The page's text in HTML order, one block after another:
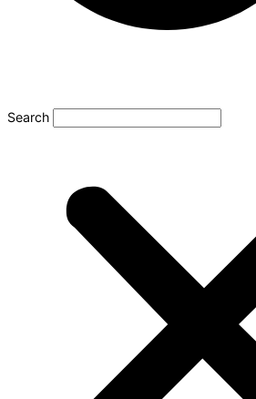
Search